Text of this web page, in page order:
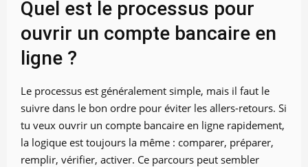
Quel est le processus pour
ouvrir un compte bancaire en
ligne ?
Le processus est généralement simple, mais il faut le
suivre dans le bon ordre pour éviter les allers-retours. Si
tu veux ouvrir un compte bancaire en ligne rapidement,
la logique est toujours la même : comparer, préparer,
remplir, vérifier, activer. Ce parcours peut sembler